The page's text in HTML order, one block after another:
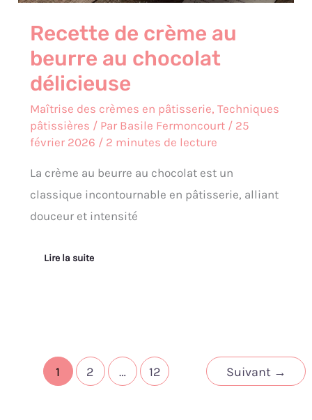
Recette de crème au
beurre au chocolat
délicieuse
Maîtrise des crèmes en pâtisserie,Techniques
pâtissières / Par Basile Fermoncourt / 25
février 2026 / 2 minutes de lecture
La crème au beurre au chocolat est un
classique incontournable en pâtisserie, alliant
douceur et intensité
Lire la suite
1 2 … 12 Suivant →